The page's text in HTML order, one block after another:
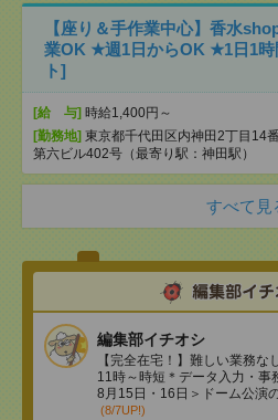
【座り＆手作業中心】香水
業OK ★週1日からOK ★1日1時
ト]
[給 与] 時給1,400円～
[勤務地] 東京都千代田区内神田2丁目14
第六ビル402号（最寄り駅：神田駅）
すべて見
編集部イチオシ
【完全在宅！】難しい業務
11時～時短＊データ入力・事
8月15日・16日＞ドーム公演
(8/7UP!)